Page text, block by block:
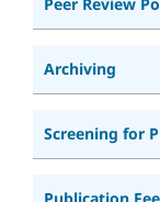
Archiving
Screening for